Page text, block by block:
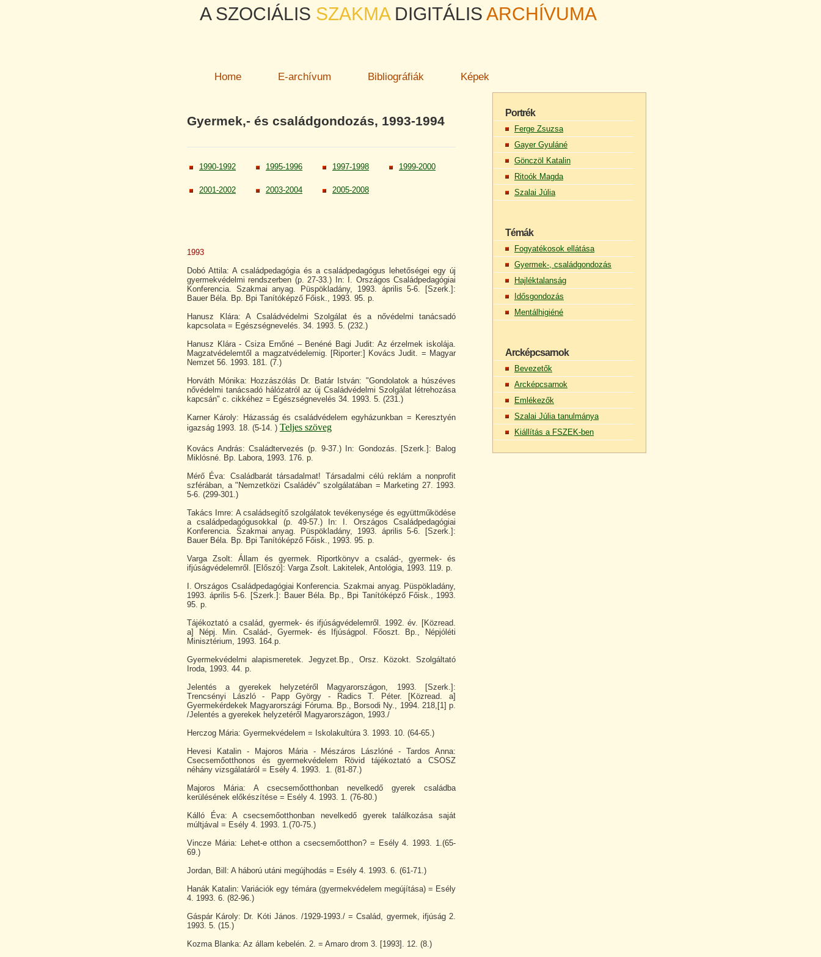
A SZOCIÁLIS SZAKMA DIGITÁLIS ARCHÍVUMA
Home E-archívum Bibliográfiák Képek
Gyermek,- és családgondozás, 1993-1994
1990-1992 1995-1996 1997-1998 1999-2000
2001-2002 2003-2004 2005-2008
1993
Dobó Attila: A családpedagógia és a családpedagógus lehetőségei egy új
gyermekvédelmi rendszerben (p. 27-33.) In: I. Országos Családpedagógiai
Konferencia. Szakmai anyag. Püspökladány, 1993. április 5-6. [Szerk.]:
Bauer Béla. Bp. Bpi Tanítóképző Főisk., 1993. 95. p.
Hanusz Klára: A Családvédelmi Szolgálat és a nővédelmi tanácsadó
kapcsolata = Egészségnevelés. 34. 1993. 5. (232.)
Hanusz Klára - Csiza Ernőné – Benéné Bagi Judit: Az érzelmek iskolája.
Magzatvédelemtől a magzatvédelemig. [Riporter:] Kovács Judit. = Magyar
Nemzet 56. 1993. 181. (7.)
Horváth Mónika: Hozzászólás Dr. Batár István: "Gondolatok a húszéves
nővédelmi tanácsadó hálózatról az új Családvédelmi Szolgálat létrehozása
kapcsán" c. cikkéhez = Egészségnevelés 34. 1993. 5. (231.)
Karner Károly: Házasság és családvédelem egyházunkban = Keresztyén
igazság 1993. 18. (5-14. ) Teljes szöveg
Kovács András: Családtervezés (p. 9-37.) In: Gondozás. [Szerk.]: Balog
Miklósné. Bp. Labora, 1993. 176. p.
Mérő Éva: Családbarát társadalmat! Társadalmi célú reklám a nonprofit
szférában, a "Nemzetközi Családév" szolgálatában = Marketing 27. 1993.
5-6. (299-301.)
Takács Imre: A családsegítő szolgálatok tevékenysége és együttműködése
a családpedagógusokkal (p. 49-57.) In: I. Országos Családpedagógiai
Konferencia. Szakmai anyag. Püspökladány, 1993. április 5-6. [Szerk.]:
Bauer Béla. Bp. Bpi Tanítóképző Főisk., 1993. 95. p.
Varga Zsolt: Állam és gyermek. Riportkönyv a család-, gyermek- és
ifjúságvédelemről. [Előszó]: Varga Zsolt. Lakitelek, Antológia, 1993. 119. p.
I. Országos Családpedagógiai Konferencia. Szakmai anyag. Püspökladány,
1993. április 5-6. [Szerk.]: Bauer Béla. Bp., Bpi Tanítóképző Főisk., 1993.
95. p.
Tájékoztató a család, gyermek- és ifjúságvédelemről. 1992. év. [Közread.
a] Népj. Min. Család-, Gyermek- és Ifjúságpol. Főoszt. Bp., Népjóléti
Minisztérium, 1993. 164.p.
Gyermekvédelmi alapismeretek. Jegyzet.Bp., Orsz. Közokt. Szolgáltató
Iroda, 1993. 44. p.
Jelentés a gyerekek helyzetéről Magyarországon, 1993. [Szerk.]:
Trencsényi László - Papp György - Radics T. Péter. [Közread. a]
Gyermekérdekek Magyarországi Fóruma. Bp., Borsodi Ny., 1994. 218,[1] p.
/Jelentés a gyerekek helyzetéről Magyarországon, 1993./
Herczog Mária: Gyermekvédelem = Iskolakultúra 3. 1993. 10. (64-65.)
Hevesi Katalin - Majoros Mária - Mészáros Lászlóné - Tardos Anna:
Csecsemőotthonos és gyermekvédelem Rövid tájékoztató a CSOSZ
néhány vizsgálatáról = Esély 4. 1993. 1. (81-87.)
Majoros Mária: A csecsemőotthonban nevelkedő gyerek családba
kerülésének előkészítése = Esély 4. 1993. 1. (76-80.)
Kálló Éva: A csecsemőotthonban nevelkedő gyerek találkozása saját
múltjával = Esély 4. 1993. 1.(70-75.)
Vincze Mária: Lehet-e otthon a csecsemőotthon? = Esély 4. 1993. 1.(65-
69.)
Jordan, Bill: A háború utáni megújhodás = Esély 4. 1993. 6. (61-71.)
Hanák Katalin: Variációk egy témára (gyermekvédelem megújítása) = Esély
4. 1993. 6. (82-96.)
Gáspár Károly: Dr. Kóti János. /1929-1993./ = Család, gyermek, ifjúság 2.
1993. 5. (15.)
Kozma Blanka: Az állam kebelén. 2. = Amaro drom 3. [1993]. 12. (8.)
Portrék
Ferge Zsuzsa
Gayer Gyuláné
Gönczöl Katalin
Ritoók Magda
Szalai Júlia
Témák
Fogyatékosok ellátása
Gyermek-, családgondozás
Hajléktalanság
Idősgondozás
Mentálhigiéné
Arcképcsarnok
Bevezetők
Arcképcsarnok
Emlékezők
Szalai Júlia tanulmánya
Kiállítás a FSZEK-ben